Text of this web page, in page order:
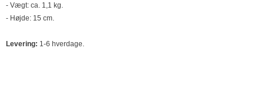
- Vægt: ca. 1,1 kg.
- Højde: 15 cm.
Levering: 1-6 hverdage.